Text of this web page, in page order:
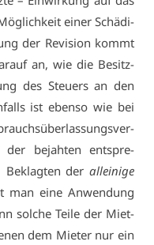
ei­ner Schä­di­
der Re­vi­si­on kommt
an, wie die Be­sitz­
des Steu­ers an den
ist eben­so wie bei
der be­jah­ten ent­spre­
Be­klag­ten der al­lei­ni­ge
man ei­ne An­wen­dung
sol­che Tei­le der Miet­
dem Mie­ter nur ein